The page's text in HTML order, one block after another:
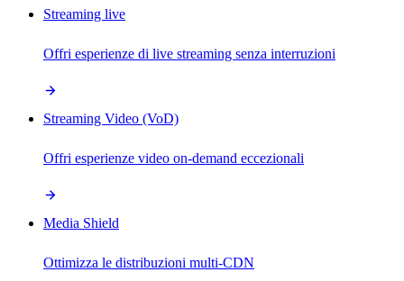
Streaming live
Offri esperienze di live streaming senza interruzioni
Streaming Video (VoD)
Offri esperienze video on-demand eccezionali
Media Shield
Ottimizza le distribuzioni multi-CDN